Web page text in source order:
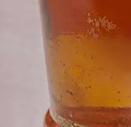
DESSERTS
NOSTALGIC FAVORITES